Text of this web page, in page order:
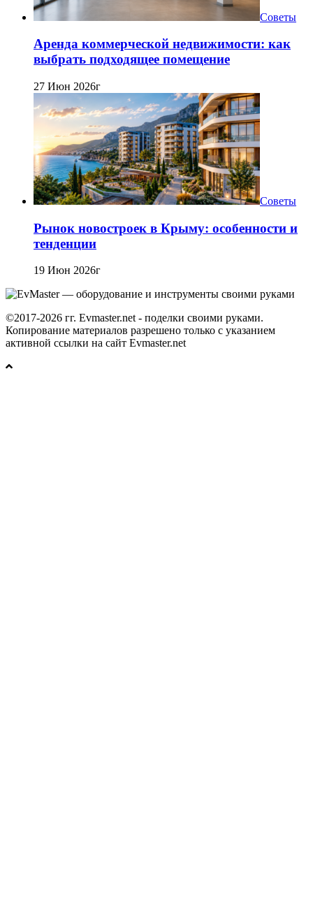
Советы
Аренда коммерческой недвижимости: как
выбрать подходящее помещение
27 Июн 2026г
Советы
Рынок новостроек в Крыму: особенности и
тенденции
19 Июн 2026г
©2017-2026 гг. Evmaster.net - поделки своими руками.
Копирование материалов разрешено только с указанием
активной ссылки на сайт Evmaster.net